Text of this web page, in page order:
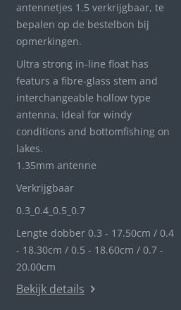
antennetjes 1.5 verkrijgbaar, te
bepalen op de bestelbon bij
opmerkingen.
Ultra strong in-line float has
featurs a fibre-glass stem and
interchangeable hollow type
antenna. Ideal for windy
conditions and bottomfishing on
lakes.
1.35mm antenne
Verkrijgbaar
0.3_ 0.4_ 0.5_0.7
Lengte dobber 0.3 - 17.50cm / 0.4
- 18.30cm / 0.5 - 18.60cm / 0.7 -
20.00cm
Bekijk details